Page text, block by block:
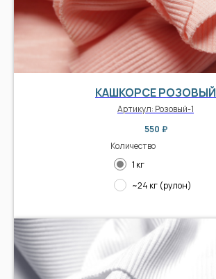
КАШКОРСЕ РОЗОВЫЙ
Артикул: Розовый-1
550 ₽
Количество
1 кг
~24 кг (рулон)